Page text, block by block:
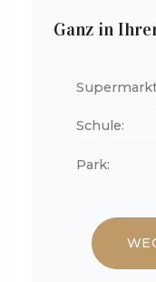
Ganz in
Schule:
Park: